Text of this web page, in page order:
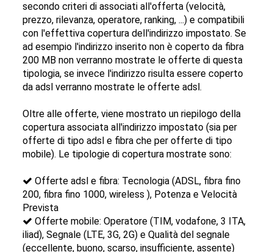
secondo criteri di associati all'offerta (velocità,
prezzo, rilevanza, operatore, ranking, ...) e compatibili
con l'effettiva copertura dell'indirizzo impostato. Se
ad esempio l'indirizzo inserito non è coperto da fibra
200 MB non verranno mostrate le offerte di questa
tipologia, se invece l'indirizzo risulta essere coperto
da adsl verranno mostrate le offerte adsl.
Oltre alle offerte, viene mostrato un riepilogo della
copertura associata all'indirizzo impostato (sia per
offerte di tipo adsl e fibra che per offerte di tipo
mobile). Le tipologie di copertura mostrate sono:
Offerte adsl e fibra: Tecnologia (ADSL, fibra fino
200, fibra fino 1000, wireless ), Potenza e Velocità
Prevista
Offerte mobile: Operatore (TIM, vodafone, 3 ITA,
iliad), Segnale (LTE, 3G, 2G) e Qualità del segnale
(eccellente, buono, scarso, insufficiente, assente)